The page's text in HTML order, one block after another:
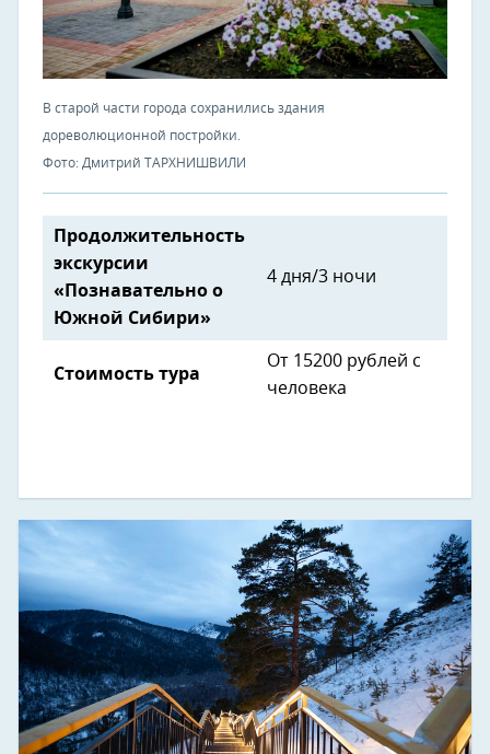
В старой части города сохранились здания
дореволюционной постройки.
Фото: Дмитрий ТАРХНИШВИЛИ
Продолжительность
экскурсии
«Познавательно о
Южной Сибири»
4 дня/3 ночи
Стоимость тура
От 15200 рублей с
человека